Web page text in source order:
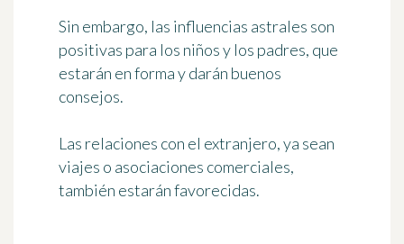
Sin embargo, las influencias astrales son
positivas para los niños y los padres, que
estarán en forma y darán buenos
consejos.
Las relaciones con el extranjero, ya sean
viajes o asociaciones comerciales,
también estarán favorecidas.